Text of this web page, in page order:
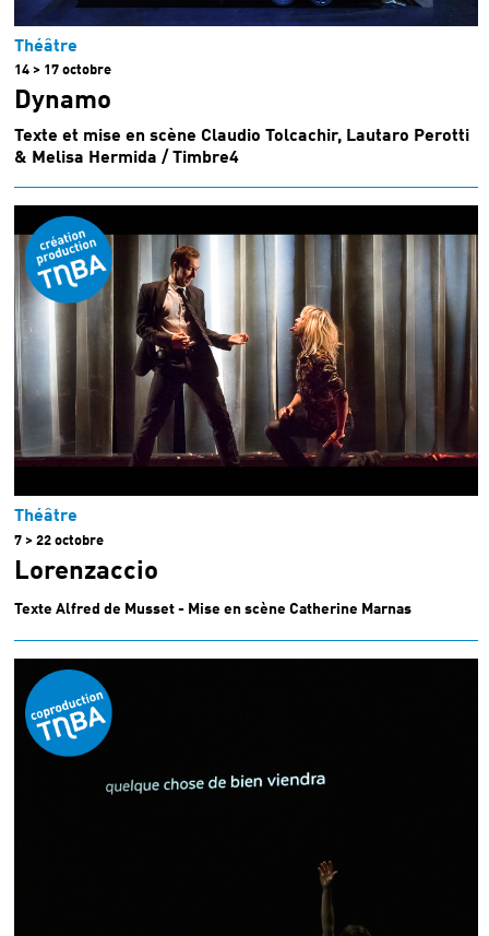
Théâtre
14 > 17 octobre
Dynamo
Texte et mise en scène Claudio Tolcachir, Lautaro Perotti
& Melisa Hermida / Timbre4
Théâtre
7 > 22 octobre
Lorenzaccio
Texte Alfred de Musset - Mise en scène Catherine Marnas